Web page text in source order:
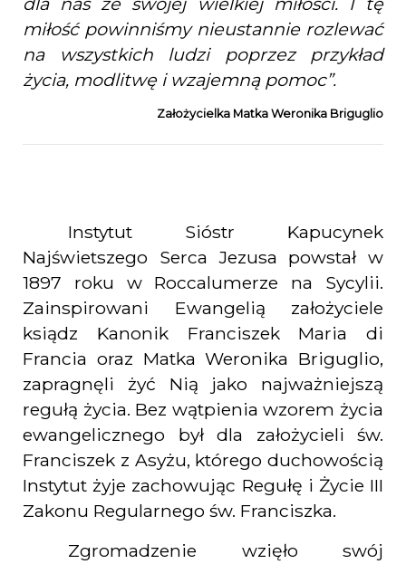
miłość powinniśmy nieustannie rozlewać
na wszystkich ludzi poprzez przykład
życia, modlitwę i wzajemną pomoc”.
Założycielka Matka Weronika Briguglio
Instytut Sióstr Kapucynek
Najświetszego Serca Jezusa powstał w
1897 roku w Roccalumerze na Sycylii.
Zainspirowani Ewangelią założyciele
ksiądz Kanonik Franciszek Maria di
Francia oraz Matka Weronika Briguglio,
zapragnęli żyć Nią jako najważniejszą
regułą życia. Bez wątpienia wzorem życia
ewangelicznego był dla założycieli św.
Franciszek z Asyżu, którego duchowością
Instytut żyje zachowując Regułę i Życie III
Zakonu Regularnego św. Franciszka.
Zgromadzenie wzięło swój